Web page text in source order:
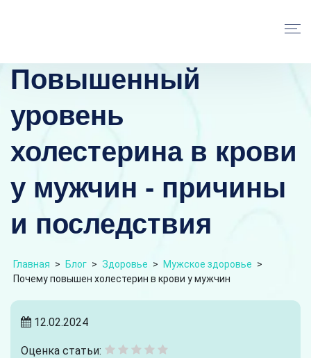
Повышенный
уровень
холестерина в крови
у мужчин - причины
и последствия
Главная > Блог > Здоровье > Мужское здоровье >
Почему повышен холестерин в крови у мужчин
12.02.2024
Оценка статьи: